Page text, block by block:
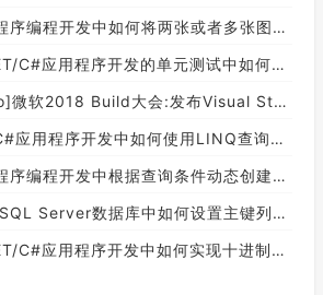
开发中如何将两张或者多张图片合并成一张图片？
序开发的单元测试中如何获取当前程序集所在的目录路径？
布Visual Studio,Visual Stuido for Mac,.NET Core以及Xamarin.Forms的最新版本及更新
何使用LINQ查询集合中元素的某个属性值在另外一个集合中存在的子集？
中根据查询条件动态创建LINQ的Where查询表达式的实现方案
Server数据库中如何设置主键列为自增列？
序开发中如何实现十进制数字和十六进制间的相互转换呢？